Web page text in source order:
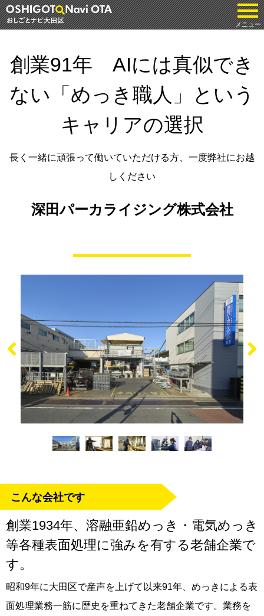
メニュー
創業91年 AIには真似でき
ない「めっき職人」という
キャリアの選択
長く一緒に頑張って働いていただける方、一度弊社にお越
しください
深田パーカライジング株式会社
こんな会社です
創業1934年、溶融亜鉛めっき・電気めっき
等各種表面処理に強みを有する老舗企業で
す。
昭和9年に大田区で産声を上げて以来91年、めっきによる表
面処理業務一筋に歴史を重ねてきた老舗企業です。業務を